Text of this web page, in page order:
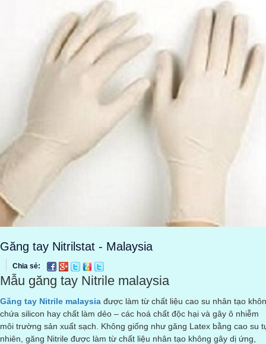
Găng tay Nitrilstat - Malaysia
Chia sẻ:
Mẫu găng tay Nitrile malaysia
Găng tay Nitrile malaysia được làm từ chất liệu cao su nhân tạo
chứa silicon hay chất làm dẻo – các hoá chất độc hại và gây ô nhiễm
môi trường sản xuất sạch. Không giống như găng Latex bằng cao su
nhiên, găng Nitrile được làm từ chất liệu nhân tạo không gây dị ứng,